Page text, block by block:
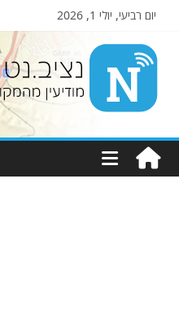
יום רביעי, יולי 1, 2026
Nziv.net
מודיעין
מהמקורות